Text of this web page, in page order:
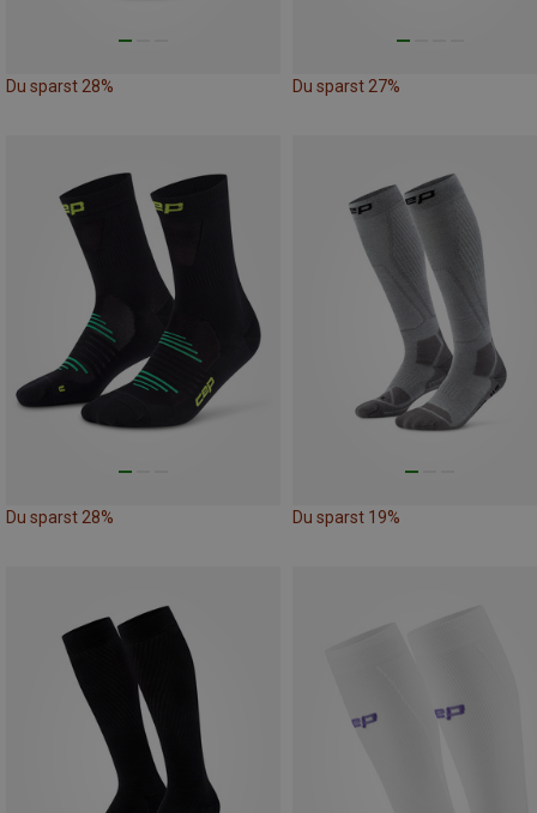
Du sparst 28% Du sparst 27%
Du sparst 28% Du sparst 19%